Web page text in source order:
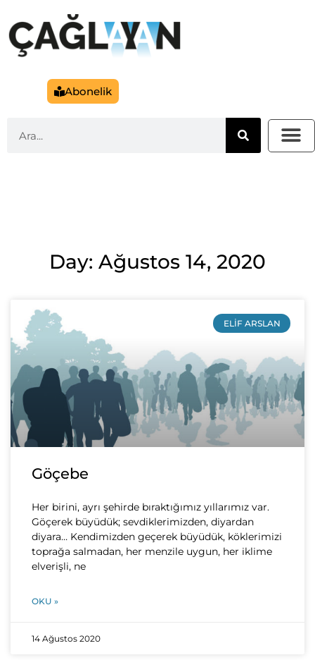
Abonelik
Day: Ağustos 14, 2020
ELIF ARSLAN
Göçebe
Her birini, ayrı şehirde bıraktığımız yıllarımız var.
Göçerek büyüdük; sevdiklerimizden, diyardan
diyara… Kendimizden geçerek büyüdük, köklerimizi
toprağa salmadan, her menzile uygun, her iklime
elverişli, ne
OKU »
14 Ağustos 2020